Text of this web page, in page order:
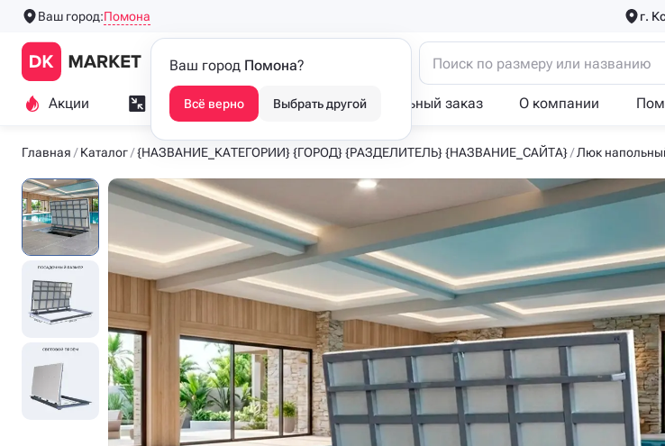
Ваш город:Помона г.
люки с 2016 года
Акции Замер и монтаж Индивидуальный заказ О компании
Главная Каталог {НАЗВАНИЕ_КАТЕГОРИИ} {ГОРОД} {РАЗДЕЛИТЕЛЬ} {НАЗВАНИЕ_САЙТА} Люк
Ваш город Помона?
Всё верно Выбрать другой